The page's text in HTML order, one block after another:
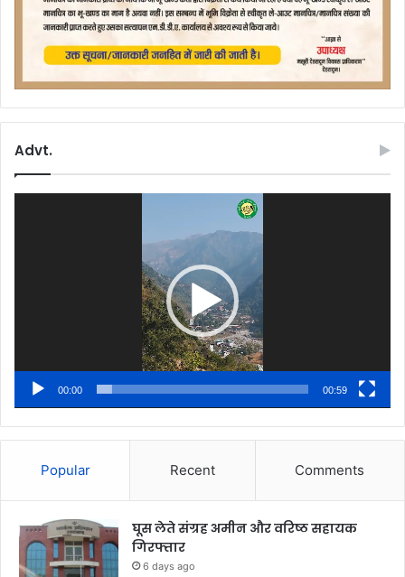
Advt.
00:00 00:59
Popular Recent Comments
घूस लेते संग्रह अमीन और वरिष्ठ सहायक
गिरफ्तार
6 days ago